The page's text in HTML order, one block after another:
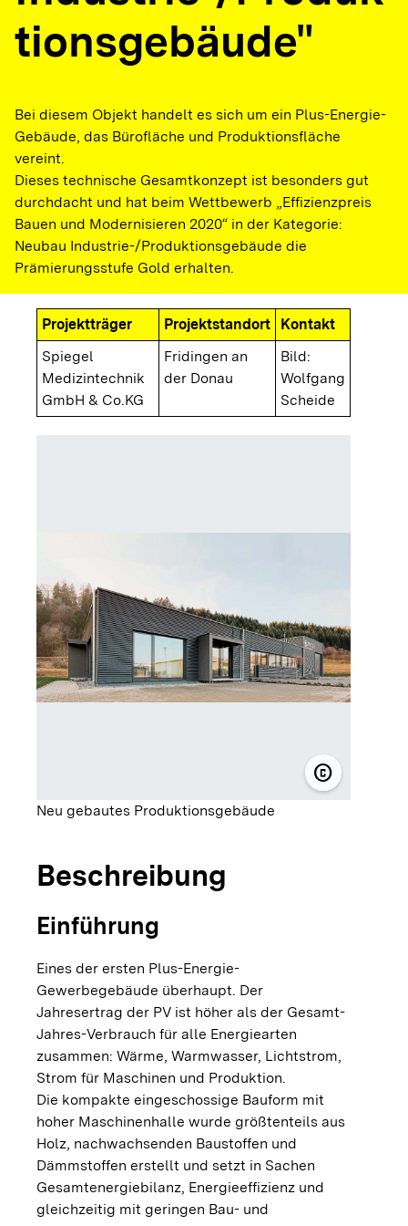
tionsgebäude"
Bei diesem Objekt handelt es sich um ein Plus-Energie-
Gebäude, das Bürofläche und Produktionsfläche
vereint.
Dieses technische Gesamtkonzept ist besonders gut
durchdacht und hat beim Wettbewerb „Effizienzpreis
Bauen und Modernisieren 2020“ in der Kategorie:
Neubau Industrie-/Produktionsgebäude die
Prämierungsstufe Gold erhalten.
Projektträger Projektstandort
Kontakt
Spiegel
Medizintechnik
GmbH & Co.KG
Fridingen an
der Donau
Bild:
Wolfgang
Scheide
copyright© Wolfgang
Neu gebautes Produktionsgebäude
Beschreibung
Einführung
Eines der ersten Plus-Energie-
Gewerbegebäude überhaupt. Der
Jahresertrag der PV ist höher als der Gesamt-
Jahres-Verbrauch für alle Energiearten
zusammen: Wärme, Warmwasser, Lichtstrom,
Strom für Maschinen und Produktion.
Die kompakte eingeschossige Bauform mit
hoher Maschinenhalle wurde größtenteils aus
Holz, nachwachsenden Baustoffen und
Dämmstoffen erstellt und setzt in Sachen
Gesamtenergiebilanz, Energieeffizienz und
gleichzeitig mit geringen Bau- und